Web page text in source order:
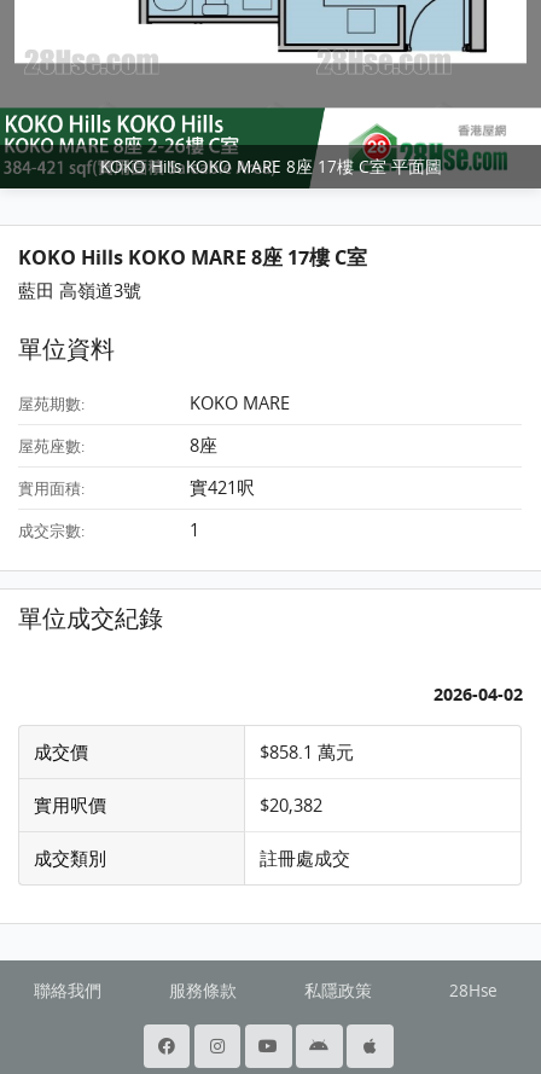
KOKO Hills KOKO MARE 8座 17樓 C室 平面圖
KOKO Hills KOKO MARE 8座 17樓 C室
藍田 高嶺道3號
單位資料
屋苑期數: KOKO MARE
屋苑座數: 8座
實用面積: 實421呎
成交宗數: 1
單位成交紀錄
2026-04-02
成交價 $858.1 萬元
實用呎價 $20,382
成交類別 註冊處成交
聯絡我們 服務條款 私隱政策 28Hse